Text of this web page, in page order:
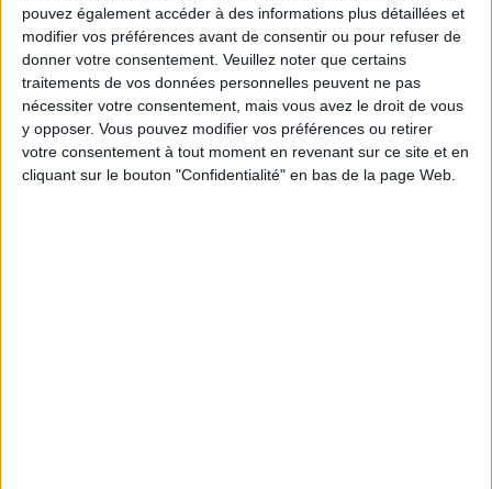
pouvez également accéder à des informations plus détaillées et
modifier vos préférences avant de consentir ou pour refuser de
donner votre consentement. Veuillez noter que certains
traitements de vos données personnelles peuvent ne pas
nécessiter votre consentement, mais vous avez le droit de vous
y opposer. Vous pouvez modifier vos préférences ou retirer
votre consentement à tout moment en revenant sur ce site et en
cliquant sur le bouton "Confidentialité" en bas de la page Web.
Service-client & Motivation Voir tout
Les équipes du Service-client et de la
Communauté Savoir Maigrir vous aident
chaque semaine à vous rapprocher
sereinement de votre objectif minceur.